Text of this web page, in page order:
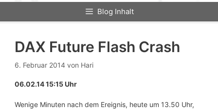
Blog Inhalt
DAX Future Flash Crash
6. Februar 2014 von Hari
06.02.14 15:15 Uhr
Wenige Minuten nach dem Ereignis, heute um 13.50 Uhr,